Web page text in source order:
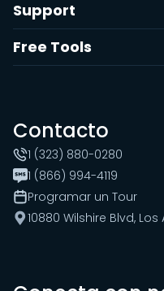
Support
Free Tools
Contacto
1 (323) 880-0280
1 (866) 994-4119
Programar un Tour
10880 Wilshire Blvd,